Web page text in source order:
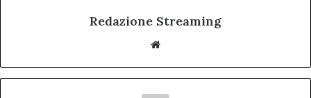
Redazione Streaming